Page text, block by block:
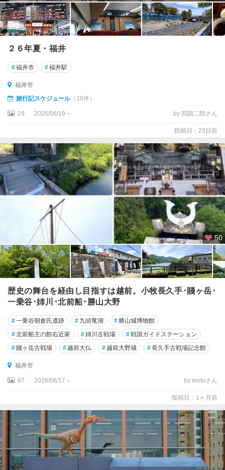
南
条
・
庄
芦
原
東
尋
勝
山
・
九
頭
敦
賀
・
浜
・
三
方
２６年夏・福井
#福井市 #福井駅
福井市
旅行記スケジュール（10件）
29 2026/06/19～ by 四国二郎さん
投稿日：23日前
50
歴史の舞台を経由し目指すは越前。小牧長久手･賤ヶ岳･
一乗谷･姉川･北前船･勝山大野
#一乗谷朝倉氏遺跡 # 九頭竜湖 # 勝山城博物館
#北前船主の館右近家 #姉川古戦場 #戦国ガイドステーション
#賤ヶ岳古戦場 # 越前大仏 # 越前大野城 #長久手古戦場記念館
福井市
67 2026/06/17～ by motoさん
投稿日：1ヶ月前